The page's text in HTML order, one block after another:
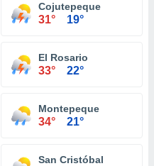
Cojutepeque
31° 19°
El Rosario
33° 22°
Montepeque
34° 21°
San Cristóbal